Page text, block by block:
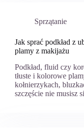
Sprzątanie
Jak sprać podkład z
plamy z makijażu
Podkład, fluid czy
tłuste i kolorowe
kołnierzykach,
szczęście nie musisz